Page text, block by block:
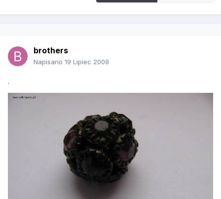
brothers
Napisano 19 Lipiec 2009
.